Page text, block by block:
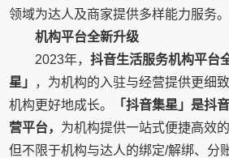
领域为达人及商家提供多样能力服务。
机构平台全新升级
2023年，抖音生活服务机构平台
星」
，为机构的入驻与经营提供更细
机构更好地成长。
「抖音集星」是抖
营平台， 为机构提供一站式便捷高效
但不限于机构与达人的绑定/解绑、分